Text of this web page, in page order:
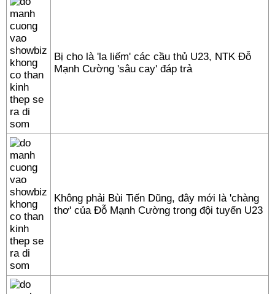
Bị cho là 'la liếm' các cầu thủ U23, NTK Đỗ
Mạnh Cường 'sâu cay' đáp trả
Không phải Bùi Tiến Dũng, đây mới là 'chàng
thơ' của Đỗ Mạnh Cường trong đội tuyển U23